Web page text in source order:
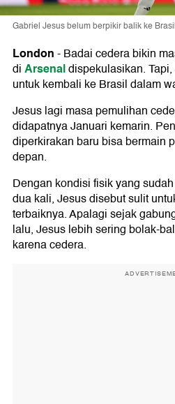
Gabriel Jesus belum berpikir balik ke
London-Badai cedera bikin
diArsenaldispekulasikan.
untuk kembali ke Brasil dalam
Jesus lagi masa pemulihan
didapatnya Januari kemarin.
diperkirakan baru bisa bermain
depan.
Dengan kondisi fisik yang
dua kali, Jesus disebut sulit
terbaiknya. Apalagi sejak
lalu, Jesus lebih sering bolak-
karena cedera.